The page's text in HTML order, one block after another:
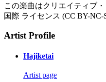
この楽曲はクリエイティブ
国際 ライセンス (CC BY-NC-
Artist Profile
Hajiketai
Artist page